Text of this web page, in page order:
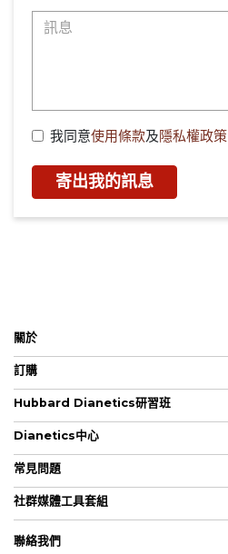
我同意使用條款及隱私權政策
寄出我的訊息
關於
訂購
Hubbard Dianetics研習班
Dianetics中心
常見問題
社群媒體工具套組
聯絡我們